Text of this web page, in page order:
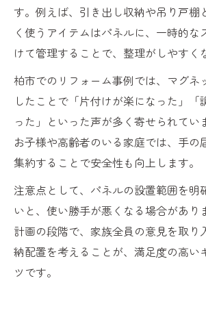
す。例えば、引き出し収納や吊り戸棚
く使うアイテムはパネルに、一時的な
けて管理することで、整理がしやすく
柏市でのリフォーム事例では、マグネ
したことで「片付けが楽になった」「
った」といった声が多く寄せられてい
お子様や高齢者のいる家庭では、手の
集約することで安全性も向上します。
注意点として、パネルの設置範囲を明
いと、使い勝手が悪くなる場合があり
計画の段階で、家族全員の意見を取り
納配置を考えることが、満足度の高い
ツです。